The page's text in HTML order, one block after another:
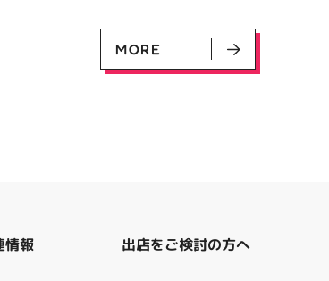
MORE
情報 出店をご検討の方へ